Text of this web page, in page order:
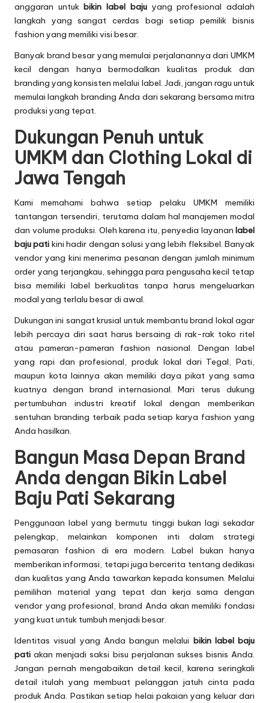
anggaran untukbikin label bajuyang profesional adalah
langkah yang sangat cerdas bagi setiap pemilik bisnis
fashion yang memiliki visi besar.
Banyak brand besar yang memulai perjalanannya dari UMKM
kecil dengan hanya bermodalkan kualitas produk dan
branding yang konsisten melalui label. Jadi, jangan ragu untuk
memulai langkah branding Anda dari sekarang bersama mitra
produksi yang tepat.
Dukungan Penuh untuk
UMKM dan Clothing Lokal di
Jawa Tengah
Kami memahami bahwa setiap pelaku UMKM memiliki
tantangan tersendiri, terutama dalam hal manajemen modal
dan volume produksi. Oleh karena itu, penyedia layanan label
baju pati kini hadir dengan solusi yang lebih fleksibel. Banyak
vendor yang kini menerima pesanan dengan jumlah minimum
order yang terjangkau, sehingga para pengusaha kecil tetap
bisa memiliki label berkualitas tanpa harus mengeluarkan
modal yang terlalu besar di awal.
Dukungan ini sangat krusial untuk membantu brand lokal agar
lebih percaya diri saat harus bersaing di rak-rak toko ritel
atau pameran-pameran fashion nasional. Dengan label
yang rapi dan profesional, produk lokal dari Tegal, Pati,
maupun kota lainnya akan memiliki daya pikat yang sama
kuatnya dengan brand internasional. Mari terus dukung
pertumbuhan industri kreatif lokal dengan memberikan
sentuhan branding terbaik pada setiap karya fashion yang
Anda hasilkan.
Bangun Masa Depan Brand
Anda dengan Bikin Label
Baju Pati Sekarang
Penggunaan label yang bermutu tinggi bukan lagi sekadar
pelengkap, melainkan komponen inti dalam strategi
pemasaran fashion di era modern. Label bukan hanya
memberikan informasi, tetapi juga bercerita tentang dedikasi
dan kualitas yang Anda tawarkan kepada konsumen. Melalui
pemilihan material yang tepat dan kerja sama dengan
vendor yang profesional, brand Anda akan memiliki fondasi
yang kuat untuk tumbuh menjadi besar.
Identitas visual yang Anda bangun melalui bikin label baju
pati akan menjadi saksi bisu perjalanan sukses bisnis Anda.
Jangan pernah mengabaikan detail kecil, karena seringkali
detail itulah yang membuat pelanggan jatuh cinta pada
produk Anda. Pastikan setiap helai pakaian yang keluar dari